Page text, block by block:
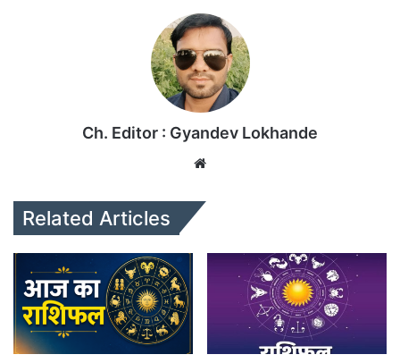
Ch. Editor : Gyandev Lokhande
Related Articles